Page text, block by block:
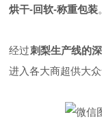
烘干-回软-称重包装。
经过刺梨生产线的
进入各大商超供大众